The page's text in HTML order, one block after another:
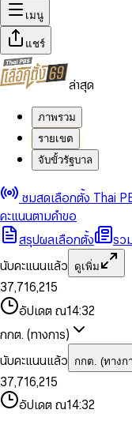
เมนู
แชร์
ล่าสุด
ภาพรวม
รายเขต
จับขั้วรัฐบาล
ชมสดเลือกตั้ง Thai
คะแนนตามคำขอ
สรุปผลเลือกตั้ง
รว
นับคะแนนแล้ว
ดูเพิ่ม
0
1
2
3
4
5
6
8
9
0
1
2
3
4
5
6
7
8
9
,
0
1
2
4
6
7
8
9
0
1
2
3
4
5
6
7
8
9
0
1
3
5
6
7
8
9
,
1
2
4
5
7
8
9
0
1
3
4
6
7
8
9
0
2
3
4
5
7
8
อัปเดต ณ14:32
กกต. (ทางการ)
นับคะแนนแล้ว
กกต. (ทางก
0
1
2
3
4
5
0
1
2
4
5
6
7
8
9
,
0
1
2
4
6
7
8
9
0
1
2
3
0
1
3
5
6
7
8
,
1
2
4
0
1
3
0
2
3
4
5
7
อัปเดต ณ14:32